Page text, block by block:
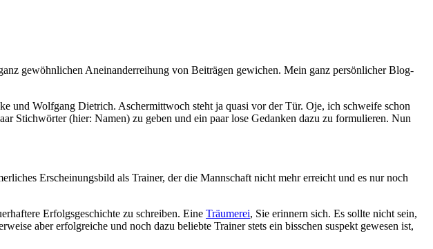
gewöhnlichen Aneinanderreihung von Beiträgen gewichen. Mein ganz persönlicher Blog-
Wolfgang Dietrich. Aschermittwoch steht ja quasi vor der Tür. Oje, ich schweife schon
Stichwörter (hier: Namen) zu geben und ein paar lose Gedanken dazu zu formulieren. Nun
Erscheinungsbild als Trainer, der die Mannschaft nicht mehr erreicht und es nur noch
Erfolgsgeschichte zu schreiben. Eine Träumerei, Sie erinnern sich. Es sollte nicht sein,
aber erfolgreiche und noch dazu beliebte Trainer stets ein bisschen suspekt gewesen ist,